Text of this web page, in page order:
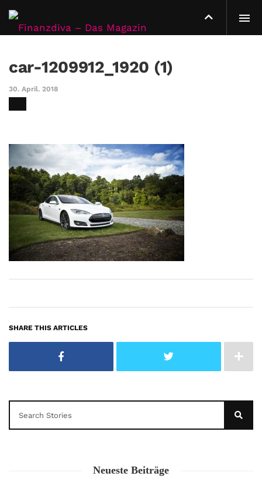
car-1209912_1920 (1)
30. April. 2018
SHARE THIS ARTICLES
Neueste Beiträge